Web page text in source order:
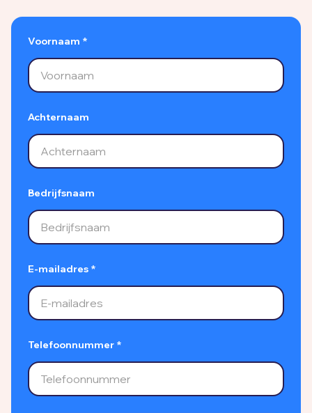
Voornaam *
Achternaam
Bedrijfsnaam
E-mailadres *
Telefoonnummer *